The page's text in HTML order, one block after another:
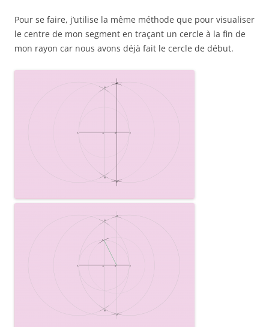
Pour se faire, j’utilise la même méthode que pour visualiser
le centre de mon segment en traçant un cercle à la fin de
mon rayon car nous avons déjà fait le cercle de début.